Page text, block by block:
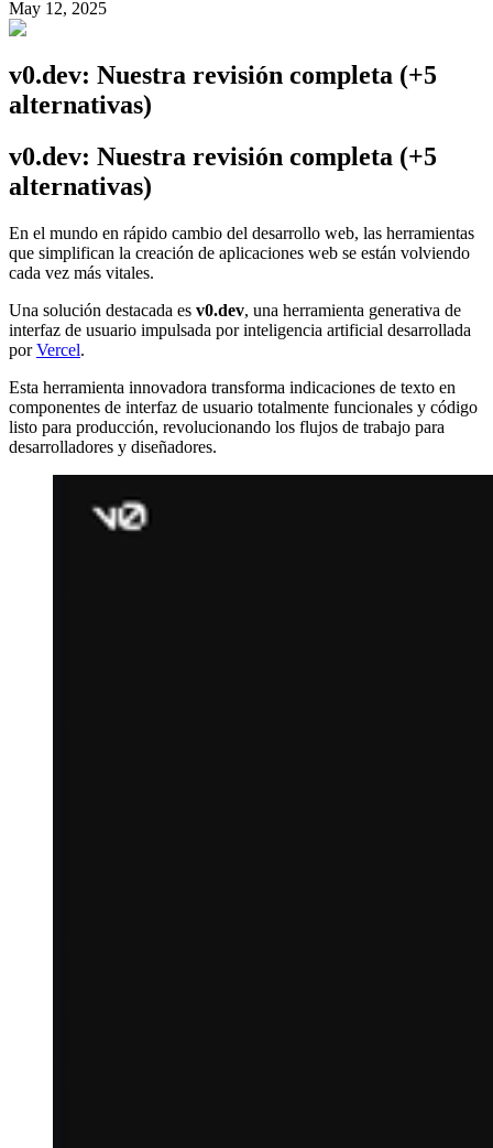
May 12, 2025
v0.dev: Nuestra revisión completa (+5
alternativas)
v0.dev: Nuestra revisión completa (+5
alternativas)
En el mundo en rápido cambio del desarrollo web, las herramientas
que simplifican la creación de aplicaciones web se están volviendo
cada vez más vitales.
Una solución destacada es v0.dev, una herramienta generativa de
interfaz de usuario impulsada por inteligencia artificial desarrollada
porVercel.
Esta herramienta innovadora transforma indicaciones de texto en
componentes de interfaz de usuario totalmente funcionales y código
listo para producción, revolucionando los flujos de trabajo para
desarrolladores y diseñadores.